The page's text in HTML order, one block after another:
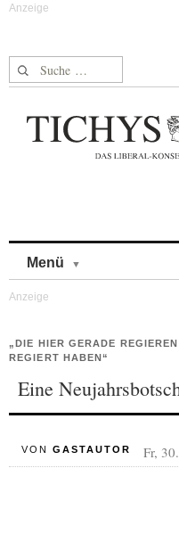
Suche nach:
Menü
„DIE HIER GERADE
REGIERT HABEN“
Eine
VON GASTAUTOR Fr,